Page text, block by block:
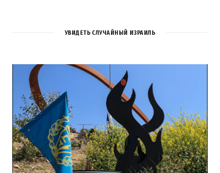
УВИДЕТЬ СЛУЧАЙНЫЙ ИЗРАИЛЬ